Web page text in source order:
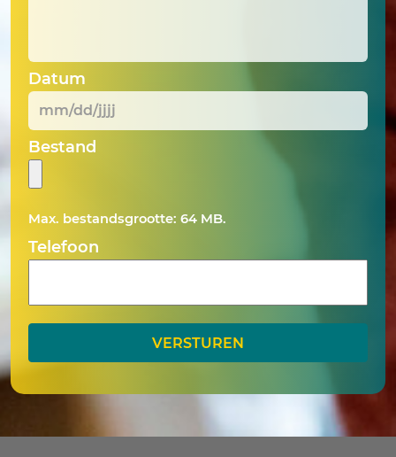
Datum
MM
slash
DD
slash
JJJJ
Bestand
Max. bestandsgrootte: 64 MB.
Telefoon